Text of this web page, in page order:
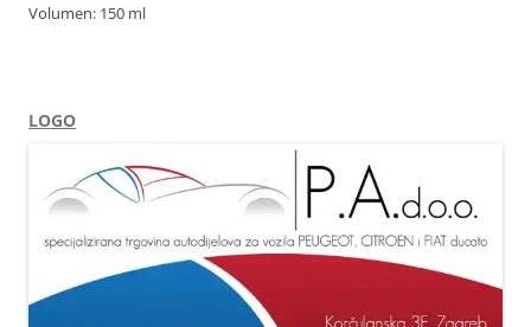
Volumen: 150 ml
LOGO